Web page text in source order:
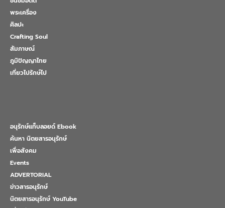
พระเครื่อง
ศิลปะ
Crafting Soul
สัมภาษณ์
ภูมิปัญญาไทย
เที่ยวไปรักษ์ไป
อนุรักษ์แท็บลอยด์ Ebook
ค้นหา นิตยสารอนุรักษ์
เพื่อสังคม
Events
ADVERTORIAL
ข่าวสารอนุรักษ์
นิตยสารอนุรักษ์ YouTube